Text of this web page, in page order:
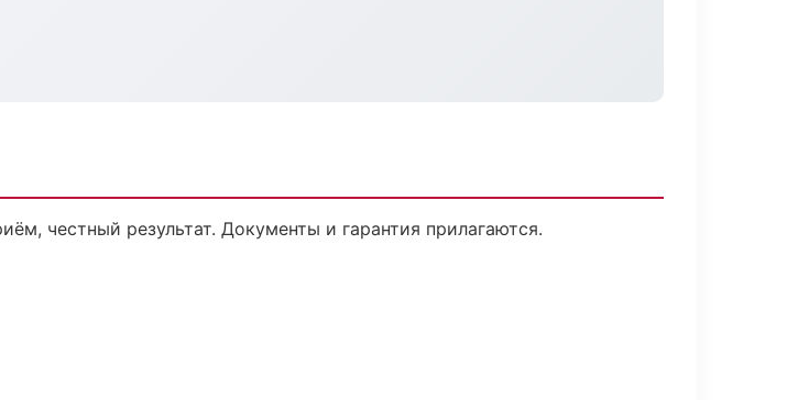
честный результат. Документы и гарантия прилагаются.